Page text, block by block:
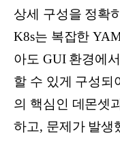
상세 구성을 정확
K8s는 복잡한
아도 GUI 환경에
할 수 있게 구성되
의 핵심인 데몬셋
하고, 문제가 발생